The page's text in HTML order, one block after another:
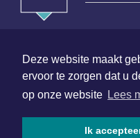
Deze website maakt
ervoor te zorgen dat u
op onze website Lees
Ik
van Benthuizenlaan 1
1701 BZ Heerhugowaard
072 8200 600
www.xyto.nl